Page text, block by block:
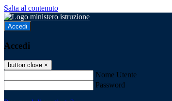
Salta al contenuto
Accedi
Accedi
button close ×
Nome Utente
Password